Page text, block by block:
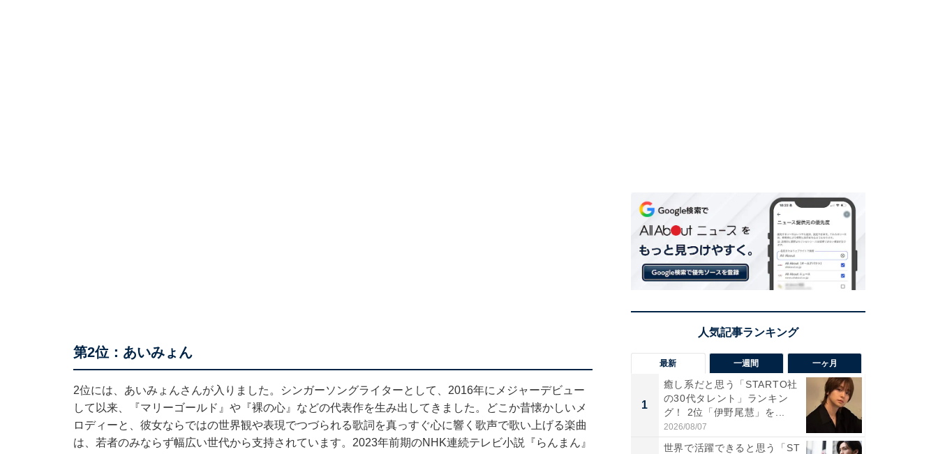
第2位：あいみょん
2位には、あいみょんさんが入りました。シンガーソングライターとして、2016年にメジャーデビュー
して以来、『マリーゴールド』や『裸の心』などの代表作を生み出してきました。どこか昔懐かしいメ
ロディーと、彼女ならではの世界観や表現でつづられる歌詞を真っすぐ心に響く歌声で歌い上げる楽曲
は、若者のみならず幅広い世代から支持されています。2023年前期のNHK連続テレビ小説『らんまん』
最新 一週間 一ヶ月
1
癒し系だと思う「STARTO社
の30代タレント」ランキン
グ！ 2位「伊野尾慧」を...
2026/08/07
世界で活躍できると思う「ST